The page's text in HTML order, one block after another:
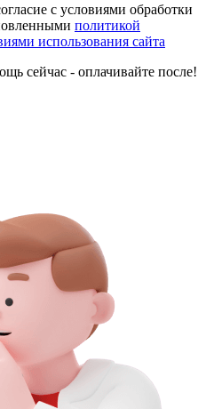
с условиями обработки
политикой
использования сайта
сейчас - оплачивайте после!